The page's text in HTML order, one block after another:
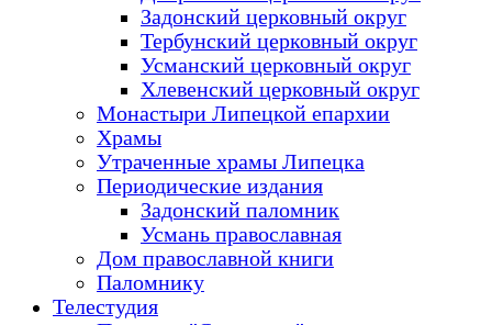
Задонский церковный округ
Тербунский церковный округ
Усманский церковный округ
Хлевенский церковный округ
Монастыри Липецкой епархии
Храмы
Утраченные храмы Липецка
Периодические издания
Задонский паломник
Усмань православная
Дом православной книги
Паломнику
Телестудия